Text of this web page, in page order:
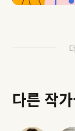
다른 작